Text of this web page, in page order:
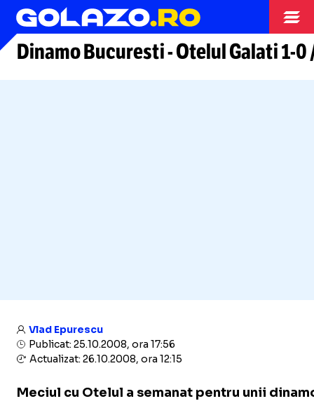
Arhiva fotbal
Dinamo Bucuresti-Otelul Galati1-0
Vlad Epurescu
Publicat: 25.10.2008, ora 17:56
Actualizat: 26.10.2008, ora 12:15
Meciul cu Otelul a semanat pentru unii